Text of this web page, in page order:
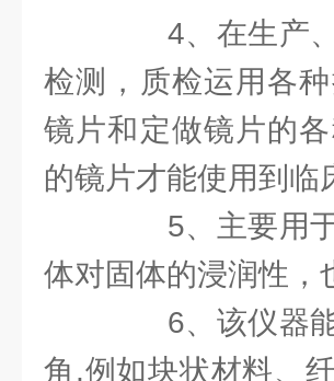
4、在生产、
检测，质检运用各
镜片和定做镜片的
的镜片才能使用到临
5、主要用于
体对固体的浸润性，
6、该仪器能
角,例如块状材料、